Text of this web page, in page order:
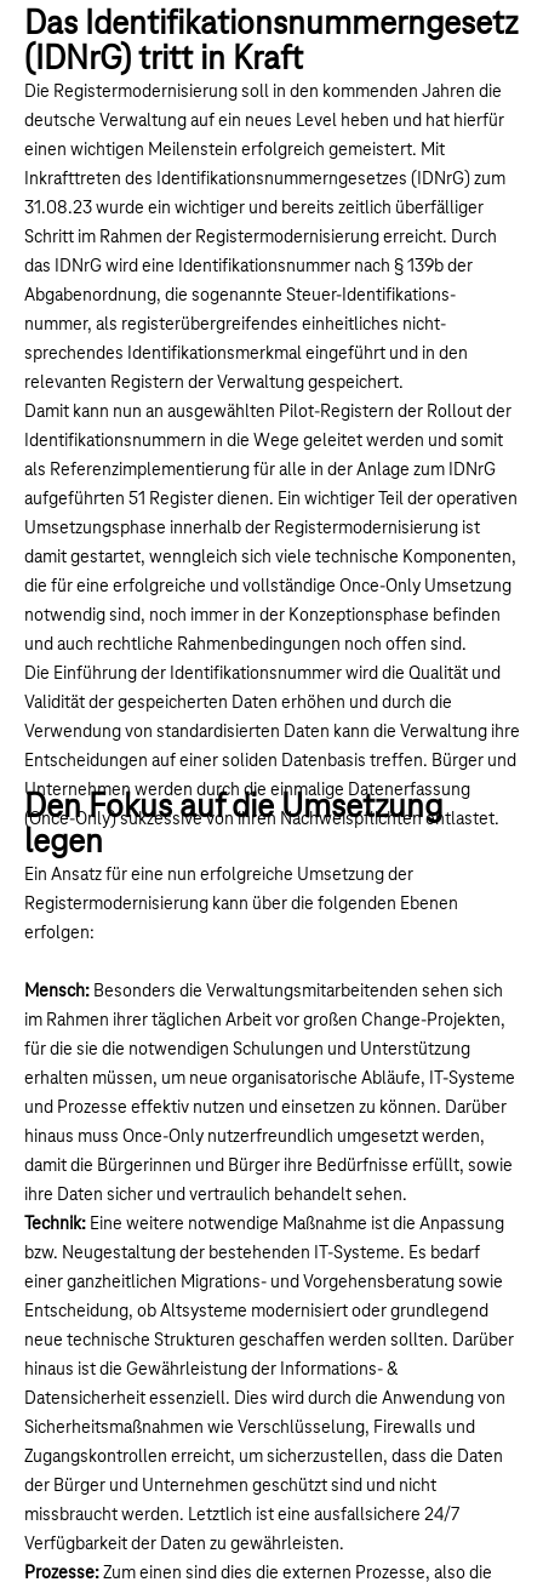
Das Identifikationsnummerngesetz
(IDNrG) tritt in Kraft
Die Registermodernisierung soll in den kommenden Jahren die
deutsche Verwaltung auf ein neues Level heben und hat hierfür
einen wichtigen Meilenstein erfolgreich gemeistert. Mit
Inkrafttreten des Identifikationsnummerngesetzes (IDNrG) zum
31.08.23 wurde ein wichtiger und bereits zeitlich überfälliger
Schritt im Rahmen der Registermodernisierung erreicht. Durch
das IDNrG wird eine Identifikationsnummer nach § 139b der
Abgabenordnung, die sogenannte Steuer-Identifikations-
nummer, als registerübergreifendes einheitliches nicht-
sprechendes Identifikationsmerkmal eingeführt und in den
relevanten Registern der Verwaltung gespeichert.
Damit kann nun an ausgewählten Pilot-Registern der Rollout der
Identifikationsnummern in die Wege geleitet werden und somit
als Referenzimplementierung für alle in der Anlage zum IDNrG
aufgeführten 51 Register dienen. Ein wichtiger Teil der operativen
Umsetzungsphase innerhalb der Registermodernisierung ist
damit gestartet, wenngleich sich viele technische Komponenten,
die für eine erfolgreiche und vollständige Once-Only Umsetzung
notwendig sind, noch immer in der Konzeptionsphase befinden
und auch rechtliche Rahmenbedingungen noch offen sind.
Die Einführung der Identifikationsnummer wird die Qualität und
Validität der gespeicherten Daten erhöhen und durch die
Verwendung von standardisierten Daten kann die Verwaltung ihre
Entscheidungen auf einer soliden Datenbasis treffen. Bürger und
Unternehmen werden durch die einmalige Datenerfassung
(Once-Only) sukzessive von ihren Nachweispflichten entlastet.
Den Fokus auf die Umsetzung
legen
Ein Ansatz für eine nun erfolgreiche Umsetzung der
Registermodernisierung kann über die folgenden Ebenen
erfolgen:
Mensch:Besonders die Verwaltungsmitarbeitenden sehen sich
im Rahmen ihrer täglichen Arbeit vor großen Change-Projekten,
für die sie die notwendigen Schulungen und Unterstützung
erhalten müssen, um neue organisatorische Abläufe, IT-Systeme
und Prozesse effektiv nutzen und einsetzen zu können. Darüber
hinaus muss Once-Only nutzerfreundlich umgesetzt werden,
damit die Bürgerinnen und Bürger ihre Bedürfnisse erfüllt, sowie
ihre Daten sicher und vertraulich behandelt sehen.
Technik:Eine weitere notwendige Maßnahme ist die Anpassung
bzw. Neugestaltung der bestehenden IT-Systeme. Es bedarf
einer ganzheitlichen Migrations- und Vorgehensberatung sowie
Entscheidung, ob Altsysteme modernisiert oder grundlegend
neue technische Strukturen geschaffen werden sollten. Darüber
hinaus ist die Gewährleistung der Informations- &
Datensicherheit essenziell. Dies wird durch die Anwendung von
Sicherheitsmaßnahmen wie Verschlüsselung, Firewalls und
Zugangskontrollen erreicht, um sicherzustellen, dass die Daten
der Bürger und Unternehmen geschützt sind und nicht
missbraucht werden. Letztlich ist eine ausfallsichere 24/7
Verfügbarkeit der Daten zu gewährleisten.
Prozesse:Zum einen sind dies die externen Prozesse, also die